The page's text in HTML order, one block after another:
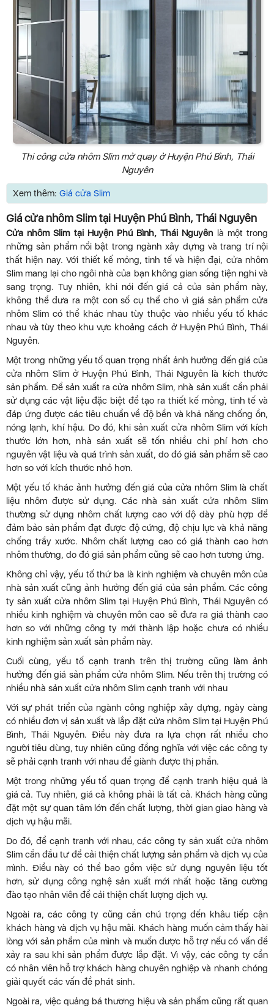
Thi công cửa nhôm Slim mở quay ở Huyện Phú Bình, Thái
Nguyên
Xem thêm: Giá cửa Slim
Giá cửa nhôm Slim tại Huyện Phú Bình, Thái Nguyên
Cửa nhôm Slim tại Huyện Phú Bình, Thái Nguyênlà một trong
những sản phẩm nổi bật trong ngành xây dựng và trang trí nội
thất hiện nay. Với thiết kế mỏng, tinh tế và hiện đại, cửa nhôm
Slim mang lại cho ngôi nhà của bạn không gian sống tiện nghi và
sang trọng. Tuy nhiên, khi nói đến giá cả của sản phẩm này,
không thể đưa ra một con số cụ thể cho vì giá sản phẩm cửa
nhôm Slim có thể khác nhau tùy thuộc vào nhiều yếu tố khác
nhau và tùy theo khu vực khoảng cách ở Huyện Phú Bình, Thái
Nguyên.
Một trong những yếu tố quan trọng nhất ảnh hưởng đến giá của
cửa nhôm Slim ở Huyện Phú Bình, Thái Nguyên là kích thước
sản phẩm. Để sản xuất ra cửa nhôm Slim, nhà sản xuất cần phải
sử dụng các vật liệu đặc biệt để tạo ra thiết kế mỏng, tinh tế và
đáp ứng được các tiêu chuẩn về độ bền và khả năng chống ồn,
nóng lạnh, khí hậu. Do đó, khi sản xuất cửa nhôm Slim với kích
thước lớn hơn, nhà sản xuất sẽ tốn nhiều chi phí hơn cho
nguyên vật liệu và quá trình sản xuất, do đó giá sản phẩm sẽ cao
hơn so với kích thước nhỏ hơn.
Một yếu tố khác ảnh hưởng đến giá của cửa nhôm Slim là chất
liệu nhôm được sử dụng. Các nhà sản xuất cửa nhôm Slim
thường sử dụng nhôm chất lượng cao với độ dày phù hợp để
đảm bảo sản phẩm đạt được độ cứng, độ chịu lực và khả năng
chống trầy xước. Nhôm chất lượng cao có giá thành cao hơn
nhôm thường, do đó giá sản phẩm cũng sẽ cao hơn tương ứng.
Không chỉ vậy, yếu tố thứ ba là kinh nghiệm và chuyên môn của
nhà sản xuất cũng ảnh hưởng đến giá của sản phẩm. Các công
ty sản xuất cửa nhôm Slim tại Huyện Phú Bình, Thái Nguyên có
nhiều kinh nghiệm và chuyên môn cao sẽ đưa ra giá thành cao
hơn so với những công ty mới thành lập hoặc chưa có nhiều
kinh nghiệm sản xuất sản phẩm này.
Cuối cùng, yếu tố cạnh tranh trên thị trường cũng làm ảnh
hưởng đến giá sản phẩm cửa nhôm Slim. Nếu trên thị trường có
nhiều nhà sản xuất cửa nhôm Slim cạnh tranh với nhau
Với sự phát triển của ngành công nghiệp xây dựng, ngày càng
có nhiều đơn vị sản xuất và lắp đặt cửa nhôm Slim tại Huyện Phú
Bình, Thái Nguyên. Điều này đưa ra lựa chọn rất nhiều cho
người tiêu dùng, tuy nhiên cũng đồng nghĩa với việc các công ty
sẽ phải cạnh tranh với nhau để giành được thị phần.
Một trong những yếu tố quan trọng để cạnh tranh hiệu quả là
giá cả. Tuy nhiên, giá cả không phải là tất cả. Khách hàng cũng
đặt một sự quan tâm lớn đến chất lượng, thời gian giao hàng và
dịch vụ hậu mãi.
Do đó, để cạnh tranh với nhau, các công ty sản xuất cửa nhôm
Slim cần đầu tư để cải thiện chất lượng sản phẩm và dịch vụ của
mình. Điều này có thể bao gồm việc sử dụng nguyên liệu tốt
hơn, sử dụng công nghệ sản xuất mới nhất hoặc tăng cường
đào tạo nhân viên để cải thiện chất lượng dịch vụ.
Ngoài ra, các công ty cũng cần chú trọng đến khâu tiếp cận
khách hàng và dịch vụ hậu mãi. Khách hàng muốn cảm thấy hài
lòng với sản phẩm của mình và muốn được hỗ trợ nếu có vấn đề
xảy ra sau khi sản phẩm được lắp đặt. Vì vậy, các công ty cần
có nhân viên hỗ trợ khách hàng chuyên nghiệp và nhanh chóng
giải quyết các vấn đề phát sinh.
Ngoài ra, việc quảng bá thương hiệu và sản phẩm cũng rất quan